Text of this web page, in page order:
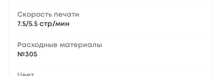
Скорость печати
7.5/5.5 стр/мин
Расходные материалы
№305